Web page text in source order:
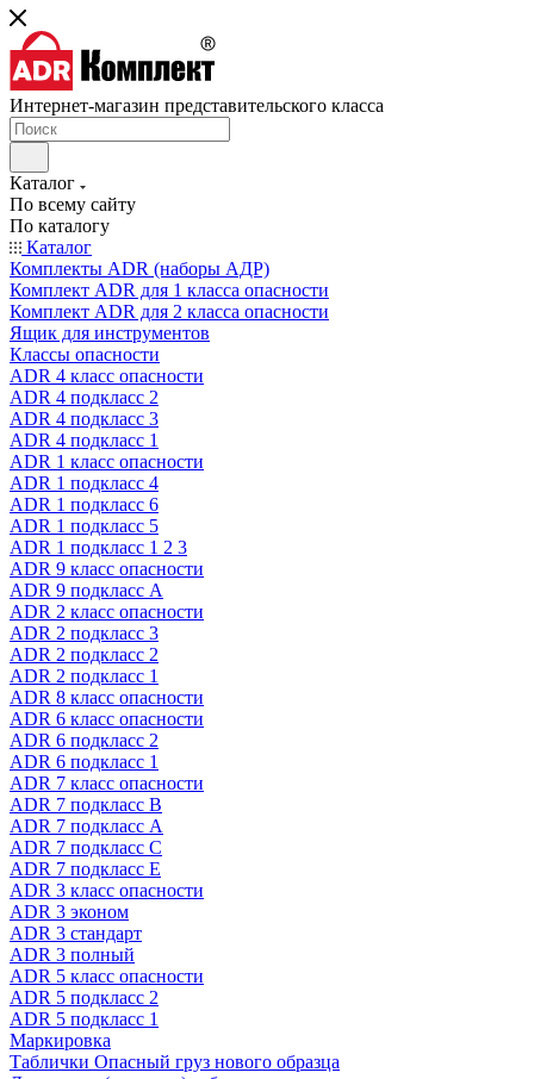
Интернет-магазин представительского класса
Каталог
По всему сайту
По каталогу
Каталог
Комплекты ADR (наборы АДР)
Комплект ADR для 1 класса опасности
Комплект ADR для 2 класса опасности
Ящик для инструментов
Классы опасности
ADR 4 класс опасности
ADR 4 подкласс 2
ADR 4 подкласс 3
ADR 4 подкласс 1
ADR 1 класс опасности
ADR 1 подкласс 4
ADR 1 подкласс 6
ADR 1 подкласс 5
ADR 1 подкласс 1 2 3
ADR 9 класс опасности
ADR 9 подкласс A
ADR 2 класс опасности
ADR 2 подкласс 3
ADR 2 подкласс 2
ADR 2 подкласс 1
ADR 8 класс опасности
ADR 6 класс опасности
ADR 6 подкласс 2
ADR 6 подкласс 1
ADR 7 класс опасности
ADR 7 подкласс B
ADR 7 подкласс A
ADR 7 подкласс C
ADR 7 подкласс E
ADR 3 класс опасности
ADR 3 эконом
ADR 3 стандарт
ADR 3 полный
ADR 5 класс опасности
ADR 5 подкласс 2
ADR 5 подкласс 1
Маркировка
Таблички Опасный груз нового образца